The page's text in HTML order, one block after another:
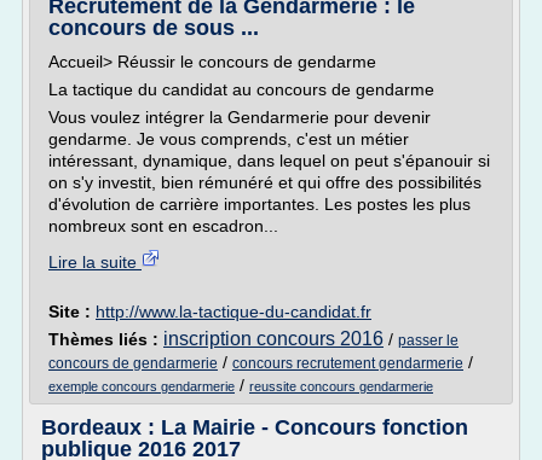
Recrutement de la Gendarmerie : le
concours de sous ...
Accueil> Réussir le concours de gendarme
La tactique du candidat au concours de gendarme
Vous voulez intégrer la Gendarmerie pour devenir
gendarme. Je vous comprends, c'est un métier
intéressant, dynamique, dans lequel on peut s'épanouir si
on s'y investit, bien rémunéré et qui offre des possibilités
d'évolution de carrière importantes. Les postes les plus
nombreux sont en escadron...
Lire la suite
Site : http://www.la-tactique-du-candidat.fr
Thèmes liés : inscription concours 2016 / passer le
concours de gendarmerie / concours recrutement gendarmerie /
exemple concours gendarmerie / reussite concours gendarmerie
Bordeaux : La Mairie - Concours fonction
publique 2016 2017